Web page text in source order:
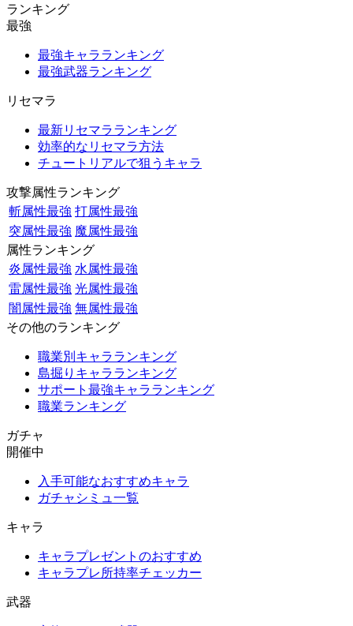
ランキング
最強
最強キャラランキング
最強武器ランキング
リセマラ
最新リセマラランキング
効率的なリセマラ方法
チュートリアルで狙うキャラ
攻撃属性ランキング
斬属性最強 打属性最強
突属性最強 魔属性最強
属性ランキング
炎属性最強 水属性最強
雷属性最強 光属性最強
闇属性最強 無属性最強
その他のランキング
職業別キャラランキング
島掘りキャラランキング
サポート最強キャラランキング
職業ランキング
ガチャ
開催中
入手可能なおすすめキャラ
ガチャシミュ一覧
キャラ
キャラプレゼントのおすすめ
キャラプレ所持率チェッカー
武器